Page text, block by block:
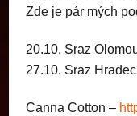
Zde je pár mých
20.10. Sraz
27.10. Sraz
Canna Cotton –